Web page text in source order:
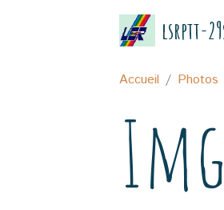
lsrptt-
Accueil Photos